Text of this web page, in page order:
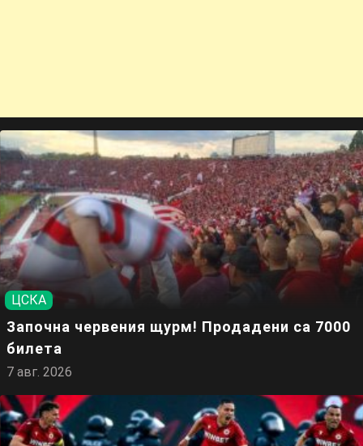
ЦСКА
Започна червения щурм! Продадени са 7000
билета
7 авг. 2026